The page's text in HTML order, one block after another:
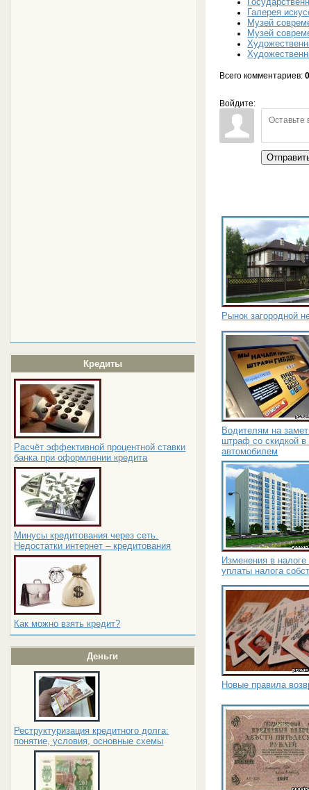
Кредиты
Расчёт эффективной процентной ставки
банка при оформлении кредита
Минусы кредитования через сеть.
Недостатки интернет – кредитования
Как можно взять кредит?
Деньги
Реструктуризация кредитного долга:
понятие, условия, основные схемы
Галерея
Музей
Музей
Всего комментариев:0
Войдите:
Рынок загородной
Водителям на
штраф со скидкой в
автомобилем
Изменения в
уплаты налога
Новые правила